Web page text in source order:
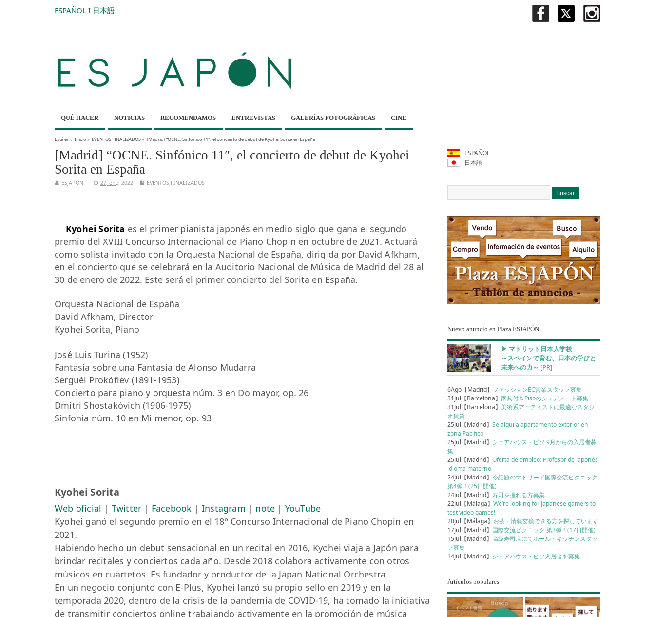
ESPAÑOL I 日本語
QUÉ HACER NOTICIAS RECOMENDAMOS ENTREVISTAS GALERÍAS FOTOGRÁFICAS CINE
Está en : Inicio» EVENTOS FINALIZADOS» [Madrid] “OCNE. Sinfónico 11″, el concierto de debut de Kyohei Sorita en España
[Madrid] “OCNE. Sinfónico 11″, el concierto de debut de Kyohei
Sorita en España
ESJAPON 27, ene, 2022 EVENTOS FINALIZADOS
Kyohei Sorita es el primer pianista japonés en medio siglo que gana el segundo
premio del XVIII Concurso Internacional de Piano Chopin en octubre de 2021. Actuará
como solista invitado con la Orquesta Nacional de España, dirigida por David Afkham,
en el concierto que se celebrará en la Auditorio Nacional de Música de Madrid del 28 al
30 de enero de 2022. Este será el primer concierto del Sorita en España.
Orquesta Nacional de España
David Afkham, Director
Kyohei Sorita, Piano
José Luis Turina (1952)
Fantasía sobre una Fantasía de Alonso Mudarra
Serguéi Prokófiev (1891-1953)
Concierto para piano y orquesta núm. 3 en Do mayor, op. 26
Dmitri Shostakóvich (1906-1975)
Sinfonía núm. 10 en Mi menor, op. 93
Kyohei Sorita
Web oficial | Twitter | Facebook |Instagram | note | YouTube
Kyohei ganó el segundo premio en el 18º Concurso Internacional de Piano Chopin en
2021.
Habiendo hecho un debut sensacional en un recital en 2016, Kyohei viaja a Japón para
brindar recitales y conciertos cada año. Desde 2018 colabora activamente con otros
músicos en cuartetos. Es fundador y productor de la Japan National Orchestra.
En un negocio conjunto con E-Plus, Kyohei lanzó su propio sello en 2019 y en la
temporada 2020, dentro de la crisis de la pandemia de COVID-19, ha tomado la iniciativa
de transmitir conciertos online trabajando activamente en la promoción de música
ESPAÑOL
日本語
Nuevo anuncio en Plaza ESJAPÓN
▶︎ マドリッド日本人学校
～スペインで育む、日本の学びと
未来への力～ [PR]
6Ago【Madrid】 ファッションEC営業スタッフ募集
31Jul【Barcelona】家具付きPisoのシェアメート募集
31Jul【Barcelona】美術系アーティストに最適なスタジ
オ賃貸
25Jul【Madrid】Se alquila apartamento exterior en
zona Pacifico
25Jul【Madrid】 シェアハウス・ピソ 9月からの入居者募
集
25Jul【Madrid】Oferta de empleo: Profesor de japonés
idioma materno
24Jul【Madrid】今話題のマドリード国際交流ピクニック
第4弾！(25日開催)
24Jul【Madrid】寿司を握れる方募集
22Jul【Málaga】We’re looking for Japanese gamers to
test video games!
20Jul【Málaga】 お茶・情報交換できる方を探しています
17Jul【Madrid】 国際交流ピクニック 第3弾！(17日開催)
15Jul【Madrid】高級寿司店にてホール・キッチンスタッ
フ募集
14Jul【Madrid】 シェアハウス・ピソ入居者を募集
Artículos populares